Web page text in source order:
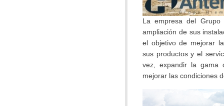
La empresa del
ampliación de sus
el objetivo de mejorar
sus productos y el
vez, expandir la gama
mejorar las condiciones